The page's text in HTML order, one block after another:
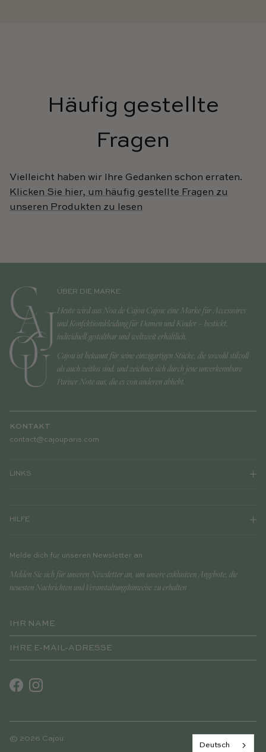
Häufig gestellte
Fragen
Vielleicht haben wir Ihre Gedanken schon erraten.
Klicken Sie hier, um häufig gestellte Fragen zu
unseren Produkten zu lesen
ÜBER DIE MARKE
Heute wird aus Noa de Cajou Cajou: eine Marke für Accessoires
und Konfektionskleidung für Damen und Kinder – bestickt,
individuell gestaltbar und weltweit erhältlich.
Cajou ist bekannt für seine einzigartigen Stücke, die sowohl stilvoll
als auch zeitlos sind, und zeichnet sich durch jene unverkennbare
Pariser Note aus, die es von anderen abhebt.
KONTAKT
contact@cajouparis.com
LINKS
HILFE
Melde dich für unseren Newsletter an
Melden Sie sich für unseren Newsletter an, um unsere exklusiven Angebote, die
neuesten Nachrichten und Veranstaltungshinweise zu erhalten
FacebookInstagram
© 2026 Cajou.
Deutsch